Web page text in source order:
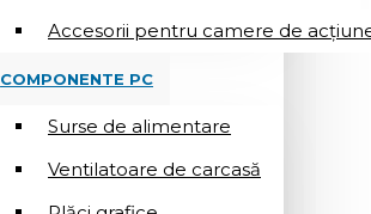
Accesorii pentru camere de
COMPONENTE PC
Surse de alimentare
Ventilatoare de carcasă